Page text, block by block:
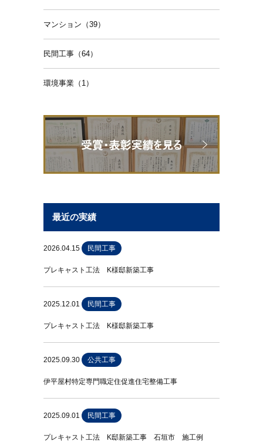
マンション（39）
民間工事（64）
環境事業（1）
最近の実績
2026.04.15 民間工事
プレキャスト工法 K様邸新築工事
2025.12.01 民間工事
プレキャスト工法 K様邸新築工事
2025.09.30 公共工事
伊平屋村特定専門職定住促進住宅整備工事
2025.09.01 民間工事
プレキャスト工法 K邸新築工事 石垣市 施工例